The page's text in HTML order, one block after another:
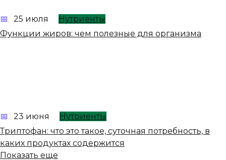
25 июля
Нутриенты
Функции жиров: чем полезные для организма
23 июня
Нутриенты
Триптофан: что это такое, суточная потребность, в
каких продуктах содержится
Показать еще